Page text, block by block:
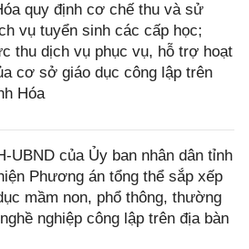
quy định cơ chế thu và sử
vụ tuyển sinh các cấp học;
thu dịch vụ phục vụ, hỗ trợ hoạt
cơ sở giáo dục công lập trên
Hóa
UBND của Ủy ban nhân dân tỉnh
Phương án tổng thể sắp xếp
mầm non, phổ thông, thường
nghiệp công lập trên địa bàn